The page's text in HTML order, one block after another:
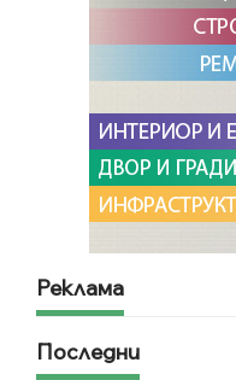
Реклама
Последни